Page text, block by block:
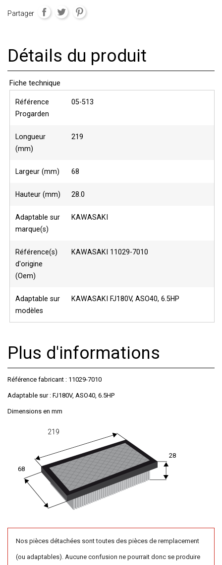
Partager
Détails du produit
Fiche technique
Référence
Progarden
05-513
Longueur
(mm)
219
Largeur (mm) 68
Hauteur (mm) 28.0
Adaptable sur
marque(s)
KAWASAKI
Référence(s)
d'origine
(Oem)
KAWASAKI 11029-7010
Adaptable sur
modèles
KAWASAKI FJ180V, ASO40, 6.5HP
Plus d'informations
Référence fabricant : 11029-7010
Adaptable sur: FJ180V, ASO40, 6.5HP
Dimensions en mm
219
68
28
Nos pièces détachées sont toutes des pièces de remplacement
(ou adaptables). Aucune confusion ne pourrait donc se produire